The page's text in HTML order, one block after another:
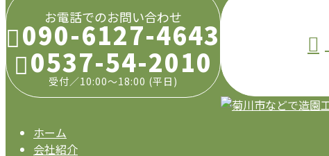
お電話でのお問い合わせ
090-6127-4643
0537-54-2010
受付／10:00～18:00 (平日)
ホーム
会社紹介